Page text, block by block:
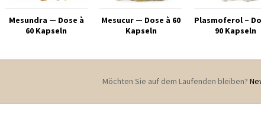
Mesundra — Dose à
60 Kapseln
Mesucur — Dose à 60
Kapseln
Plasmoferol –
90 Kapseln
Möchten Sie auf dem Laufenden bleiben?